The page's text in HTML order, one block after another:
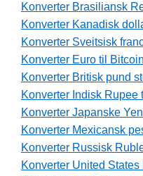
Konverter Brasiliansk
Konverter Kanadisk
Konverter Sveitsisk
Konverter Euro til Bitcoin
Konverter Britisk pund
Konverter Indisk Rupee
Konverter Japanske
Konverter Mexicansk
Konverter Russisk
Konverter United